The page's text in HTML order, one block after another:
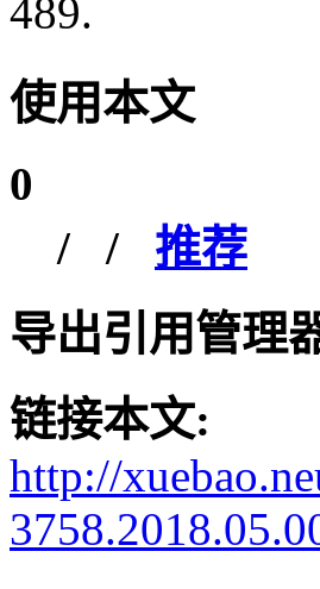
489.
使用本文
0
/ / 推荐
导出引用管理
链接本文:
http://